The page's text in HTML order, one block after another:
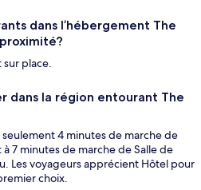
dans l’hébergement The
sur place.
dans la région entourant The
4 minutes de marche de
à 7 minutes de marche de Salle de
Les voyageurs apprécient Hôtel pour
choix.